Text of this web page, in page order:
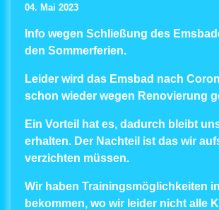
04. Mai 2023
Info wegen Schließung des
den Sommerferien.
Leider wird das Emsbad nach
schon wieder wegen Renovierung
Ein Vorteil hat es, dadurch bleibt
erhalten. Der Nachteil ist das wir
verzichten müssen.
Wir haben Trainingsmöglichkeiten
bekommen, wo wir leider nicht alle